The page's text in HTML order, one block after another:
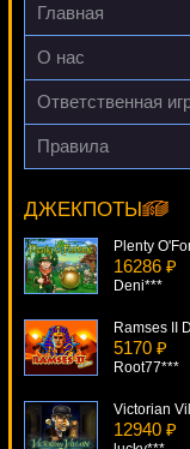
DenisVS***
Главная
О нас
Ответственная
Правила
ДЖЕКПОТЫ
A
Plenty
16286 ₽
Deni***
Ramses II
5170 ₽
Root77***
Victorian
12940 ₽